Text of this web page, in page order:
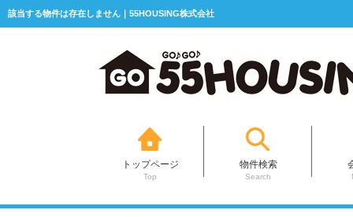
該当する物件は存在しません｜55HOUSING株式会社
トップページ
Top
物件検索
Search